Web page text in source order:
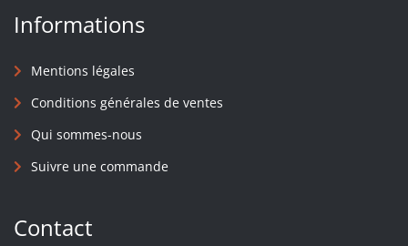
Informations
Mentions légales
Conditions générales de ventes
Qui sommes-nous
Suivre une commande
Contact